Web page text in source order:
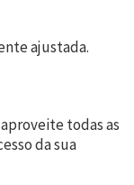
ajustada.
todas as
da sua